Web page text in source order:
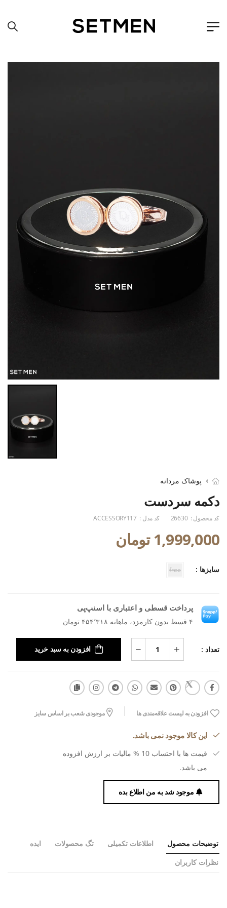
پوشاک مردانه
دکمه سردست
کد محصول : 26630 کد مدل : ACCESSORY117
1,999,000 تومان
سایزها : free
پرداخت قسطی و اعتباری با اسنپ‌پی
۴ قسط بدون کارمزد، ماهانه ۴۵۴٬۳۱۸ تومان
تعداد : افزودن به سبد خرید
افزودن به لیست علاقه‌مندی ها موجودی شعب بر اساس سایز
این کالا موجود نمی باشد.
قیمت ها با احتساب 10 % مالیات بر ارزش افزوده
می باشد.
موجود شد به من اطلاع بده
توضیحات محصول اطلاعات تکمیلی تگ محصولات ایده
نظرات کاربران